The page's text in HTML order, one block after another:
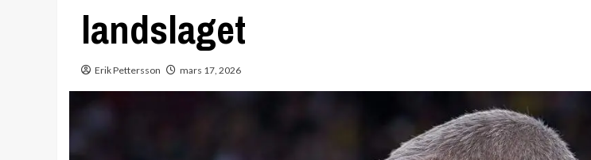
landslaget
Erik Pettersson mars 17, 2026